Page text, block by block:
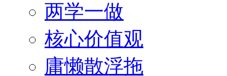
两学一做
核心价值观
庸懒散浮拖